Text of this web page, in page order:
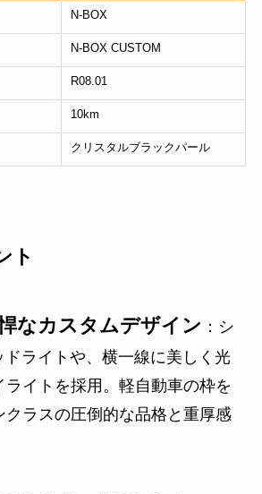
N-BOX
N-BOX CUSTOM
R08.01
10km
クリスタルブラックパール
ト
なカスタムデザイン ：シ
ドライトや、横一線に美しく光
ライトを採用。軽自動車の枠を
クラスの圧倒的な品格と重厚感